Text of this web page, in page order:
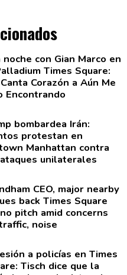
noche con Gian Marco en
Times Square:
Corazón a Aún Me
Encontrando
bombardea Irán:
protestan en
Manhattan contra
unilaterales
CEO, major nearby
back Times Square
pitch amid concerns
noise
a policías en Times
Tisch dice que la